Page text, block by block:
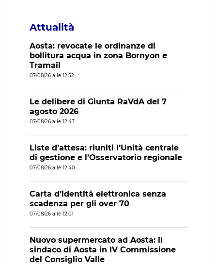
Attualità
Aosta: revocate le ordinanze di
bollitura acqua in zona Bornyon e
Tramail
07/08/26 alle 12:52
Le delibere di Giunta RaVdA del 7
agosto 2026
07/08/26 alle 12:47
Liste d’attesa: riuniti l’Unità centrale
di gestione e l’Osservatorio regionale
07/08/26 alle 12:40
Carta d’identità elettronica senza
scadenza per gli over 70
07/08/26 alle 12:01
Nuovo supermercato ad Aosta: il
sindaco di Aosta in IV Commissione
del Consiglio Valle